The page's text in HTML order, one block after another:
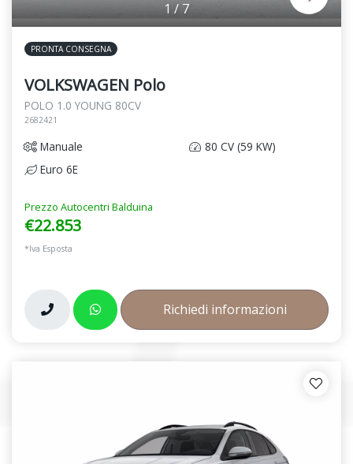
1/7
PRONTA CONSEGNA
VOLKSWAGEN Polo
POLO 1.0 YOUNG 80CV
2682421
Manuale
80 CV (59 KW)
Euro 6E
Prezzo Autocentri Balduina
€22.853
*Iva Esposta
Richiedi informazioni